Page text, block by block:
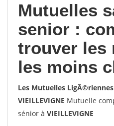
Mutuelles
senior :
trouver les
les moins
Les Mutuelles
VIEILLEVIGNE Mutuelle
sénior à VIEILLEVIGNE